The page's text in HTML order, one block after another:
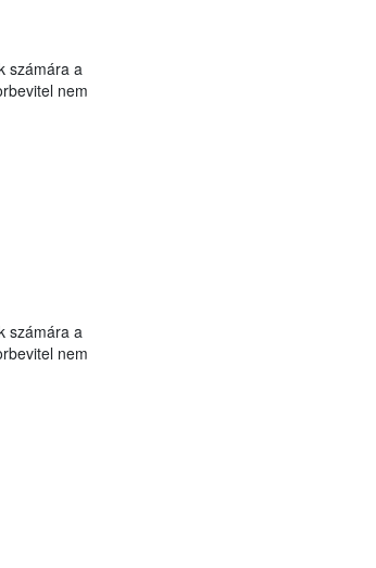
számára a
nem
számára a
nem